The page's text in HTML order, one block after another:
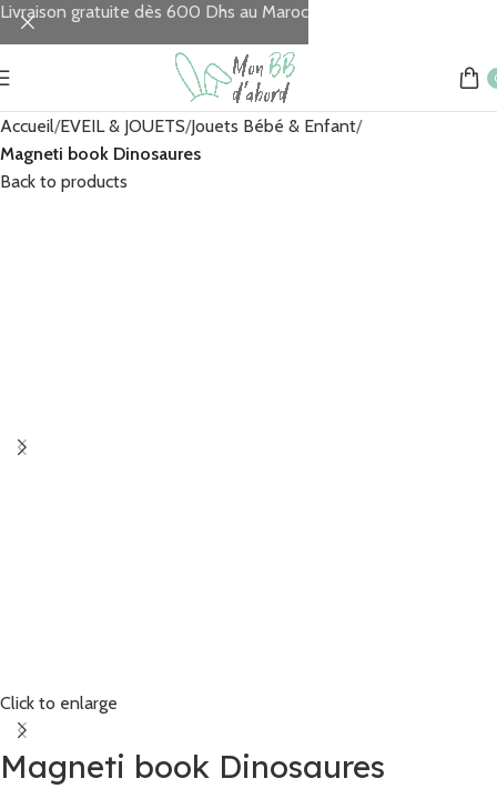
Accueil EVEIL & JOUETS Jouets Bébé & Enfant
Magneti book Dinosaures
Back to products
Click to enlarge
Magneti book Dinosaures
Livraison gratuite dès 600 Dhs au Maroc